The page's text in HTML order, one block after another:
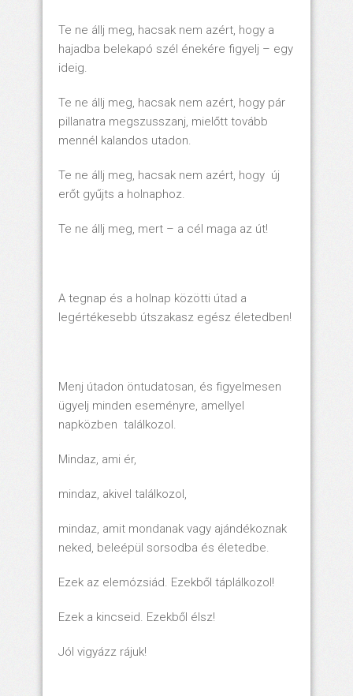
Te ne állj meg, hacsak nem azért, hogy a
hajadba belekapó szél énekére figyelj – egy
ideig.
Te ne állj meg, hacsak nem azért, hogy pár
pillanatra megszusszanj, mielőtt tovább
mennél kalandos utadon.
Te ne állj meg, hacsak nem azért, hogy új
erőt gyűjts a holnaphoz.
Te ne állj meg, mert – a cél maga az út!
A tegnap és a holnap közötti útad a
legértékesebb útszakasz egész életedben!
Menj útadon öntudatosan, és figyelmesen
ügyelj minden eseményre, amellyel
napközben találkozol.
Mindaz, ami ér,
mindaz, akivel találkozol,
mindaz, amit mondanak vagy ajándékoznak
neked, beleépül sorsodba és életedbe.
Ezek az elemózsiád. Ezekből táplálkozol!
Ezek a kincseid. Ezekből élsz!
Jól vigyázz rájuk!